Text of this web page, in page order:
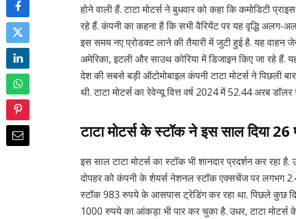
होने वाली हैं. टाटा मोटर्स ने बुधवार को कहा कि कमोडिटी
रहे हैं. कंपनी का कहना है कि सभी वैरियेंट पर यह वृद्धि अलग-
इस समय नए प्रोडक्ट लाने की तैयारी में जुटी हुई है. यह वाहन
अमेरिका, इटली और साउथ कोरिया में डिजाइन किए जा रहे हैं.
देश की सबसे बड़ी ऑटोमोबाइल कंपनी टाटा मोटर्स ने पिछली
थी. टाटा मोटर्स का रेवेन्यू वित्त वर्ष 2024 में 52.44 अरब डॉलर
टाटा मोटर्स के स्टॉक ने इस साल दिया 26
इस साल टाटा मोटर्स का स्टॉक भी शानदार प्रदर्शन कर
दोपहर को कंपनी के शेयर्स नेशनल स्टॉक एक्सचेंज पर लगभग
स्टॉक 983 रुपये के आसपास ट्रेडिंग कर रहा था. पिछले कुछ
1000 रुपये का आंकड़ा भी पार कर चुका है. उधर, टाटा